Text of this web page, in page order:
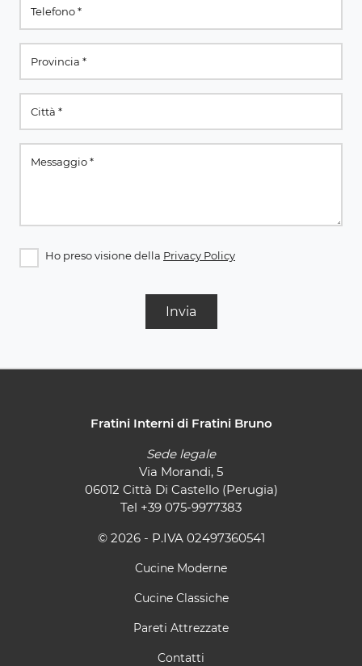
Ho preso visione della Privacy Policy
Invia
Fratini Interni di Fratini Bruno
Sede legale
Via Morandi, 5
06012 Città Di Castello (Perugia)
Tel +39 075-9977383
© 2026 - P.IVA 02497360541
Cucine Moderne
Cucine Classiche
Pareti Attrezzate
Contatti